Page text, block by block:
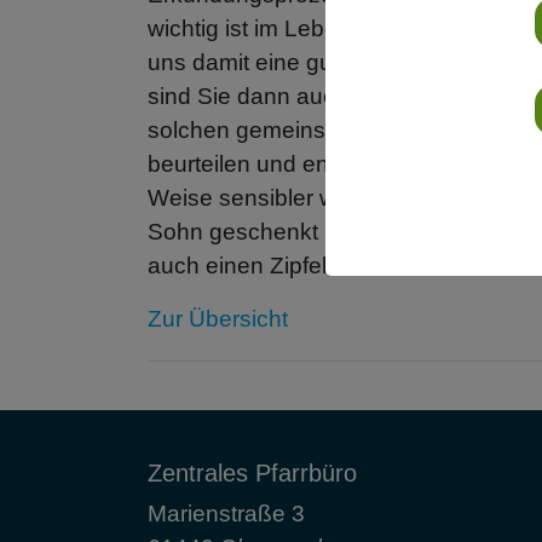
wichtig ist im Leben und über die
uns damit eine gute
sind Sie dann auch dabei, wenn wir
solchen gemeinsam geteilten Vision
beurteilen und entscheiden. Nicht
Weise sensibler werden für den
Sohn geschenkt hat – jenen großen
auch einen Zipfel davon zu fassen
Zur Übersicht
Zentrales Pfarrbüro
Marienstraße 3